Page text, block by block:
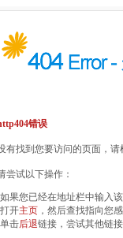
错误
有找到您要访问的页面，
尝试以下操作：
如果您已经在地址栏中输入
打开主页 ，然后查找指向您
单击后退链接，尝试其他链